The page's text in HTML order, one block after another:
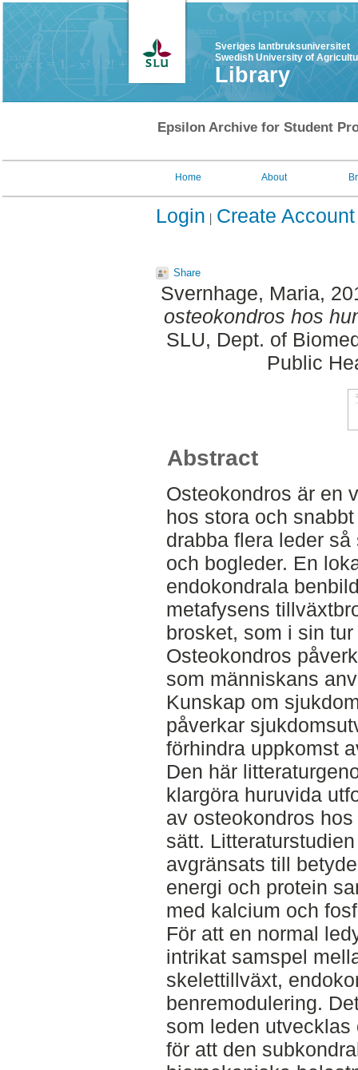
Sveriges lantbruksuniversitet
Swedish University of
Library
Epsilon Archive for Student
Home About
Login Create Account
Share
Svernhage, Maria,
osteokondros hos
SLU, Dept. of
Public
Abstract
Osteokondros är en
hos stora och
drabba flera leder
och bogleder. En
endokondrala
metafysens
brosket, som i sin
Osteokondros
som människans
Kunskap om
påverkar
förhindra uppkomst
Den här
klargöra huruvida
av osteokondros
sätt.
avgränsats till
energi och protein
med kalcium och
För att en normal
intrikat samspel
skelettillväxt,
benremodulering.
som leden
för att den